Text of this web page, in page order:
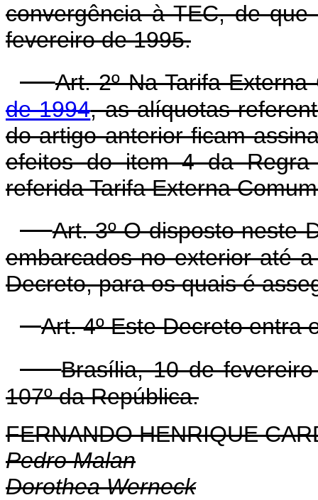
convergência à TEC, de
fevereiro de 1995.
Art. 2º Na Tarifa
de 1994, as alíquotas
do artigo anterior ficam
efeitos do item 4 da Regra
referida Tarifa Externa
Art. 3º O disposto neste
embarcados no exterior até
Decreto, para os quais é
Art. 4º Este Decreto entra
Brasília, 10 de
107º da República.
FERNANDO HENRIQUE
Pedro Malan
Dorothea Werneck